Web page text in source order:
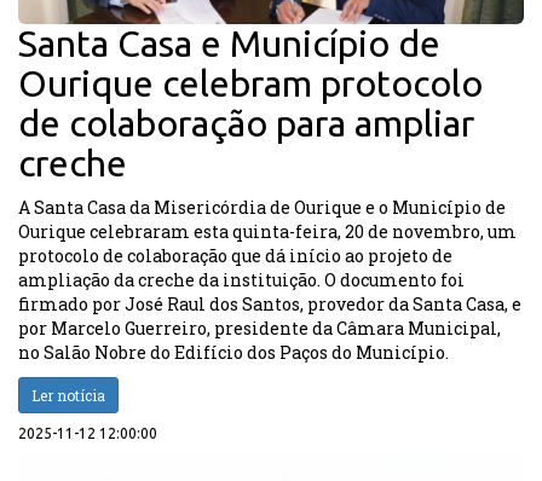
Santa Casa e Município de
Ourique celebram protocolo
de colaboração para ampliar
creche
A Santa Casa da Misericórdia de Ourique e o Município de
Ourique celebraram esta quinta-feira, 20 de novembro, um
protocolo de colaboração que dá início ao projeto de
ampliação da creche da instituição. O documento foi
firmado por José Raul dos Santos, provedor da Santa Casa, e
por Marcelo Guerreiro, presidente da Câmara Municipal,
no Salão Nobre do Edifício dos Paços do Município.
Ler notícia
2025-11-12 12:00:00